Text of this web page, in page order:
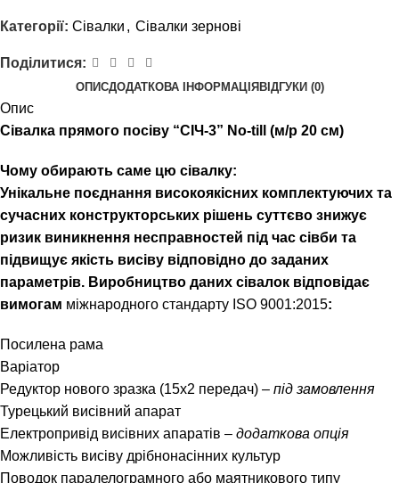
Категорії: Сівалки , Сівалки зернові
Поділитися:
ОПИСДОДАТКОВА ІНФОРМАЦІЯ ВІДГУКИ (0)
Опис
Сівалка прямого посіву “СІЧ-3” No-till (м/р 20 см)
Чому обирають саме цю сівалку:
Унікальне поєднання високоякісних комплектуючих та
сучасних конструкторських рішень суттєво знижує
ризик виникнення несправностей під час сівби та
підвищує якість висіву відповідно до заданих
параметрів. Виробництво даних сівалок відповідає
вимогам міжнародного стандарту ISO 9001:2015:
Посилена рама
Варіатор
Редуктор нового зразка (15х2 передач) – під замовлення
Турецький висівний апарат
Електропривід висівних апаратів – додаткова опція
Можливість висіву дрібнонасінних культур
Поводок паралелограмного або маятникового типу